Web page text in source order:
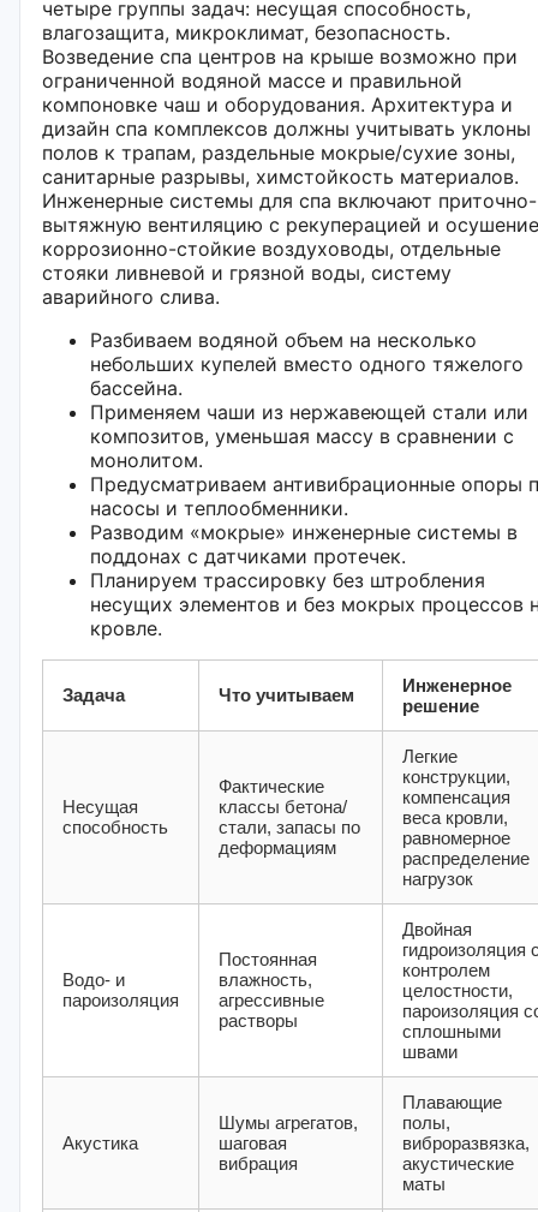
четыре группы задач: несущая способность,
влагозащита, микроклимат, безопасность.
Возведение спа центров на крыше возможно при
ограниченной водяной массе и правильной
компоновке чаш и оборудования. Архитектура и
дизайн спа комплексов должны учитывать уклоны
полов к трапам, раздельные мокрые/сухие зоны,
санитарные разрывы, химстойкость материалов.
Инженерные системы для спа включают приточно-
вытяжную вентиляцию с рекуперацией и
коррозионно-стойкие воздуховоды, отдельные
стояки ливневой и грязной воды, систему
аварийного слива.
Разбиваем водяной объем на несколько
небольших купелей вместо одного тяжелого
бассейна.
Применяем чаши из нержавеющей стали или
композитов, уменьшая массу в сравнении с
монолитом.
Предусматриваем антивибрационные опоры
насосы и теплообменники.
Разводим «мокрые» инженерные системы в
поддонах с датчиками протечек.
Планируем трассировку без штробления
несущих элементов и без мокрых процессов
кровле.
Задача Что учитываем
Инженерное
решение
Несущая
способность
Фактические
классы бетона/
стали, запасы по
деформациям
Легкие
конструкции,
компенсация
веса кровли,
равномерное
распределение
нагрузок
Водо- и
пароизоляция
Постоянная
влажность,
агрессивные
растворы
Двойная
гидроизоляция
контролем
целостности,
пароизоляция
сплошными
швами
Акустика
Шумы агрегатов,
шаговая
вибрация
Плавающие
полы,
виброразвязка,
акустические
маты